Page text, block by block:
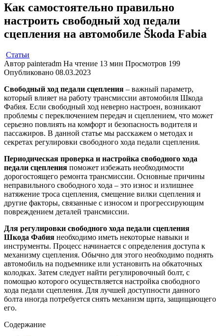
Как самостоятельно правильно
настроить свободный ход педали
сцепления на автомобиле Škoda Fabia
Статьи
Автор painteradm На чтение 13 мин Просмотров 199
Опубликовано 08.03.2023
Свободный ход педали сцепления – важный параметр,
который влияет на работу трансмиссии автомобиля Шкода
Фабия. Если свободный ход неверно настроен, возникают
проблемы с переключением передач и сцеплением, что может
серьезно повлиять на комфорт и безопасность водителя и
пассажиров. В данной статье мы расскажем о методах и
секретах регулировки свободного хода педали сцепления.
Периодическая проверка и настройка свободного хода
педали сцепления поможет избежать необходимости
дорогостоящего ремонта трансмиссии. Основные причины
неправильного свободного хода – это износ и излишнее
натяжение троса сцепления, смещение вилки сцепления и
другие факторы, связанные с износом и прогрессирующим
повреждением деталей трансмиссии.
Для регулировки свободного хода педали сцепления
Шкода Фабия необходимо иметь некоторые навыки и
инструменты. Процесс начинается с определения доступа к
механизму сцепления. Обычно для этого необходимо поднять
автомобиль на подъемнике или установить на обкаточных
колодках. Затем следует найти регулировочный болт, с
помощью которого осуществляется настройка свободного
хода педали сцепления. Для лучшей доступности данного
болта иногда потребуется снять механизм щита, защищающего
его.
Содержание